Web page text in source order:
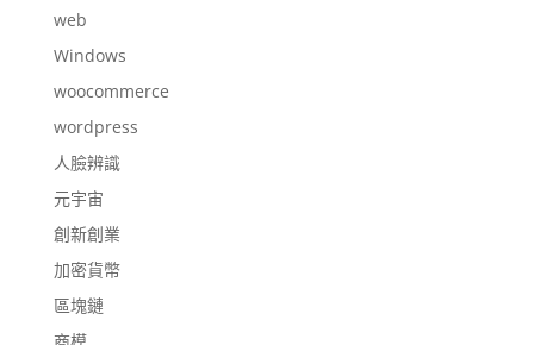
web
Windows
woocommerce
wordpress
人臉辨識
元宇宙
創新創業
加密貨幣
區塊鏈